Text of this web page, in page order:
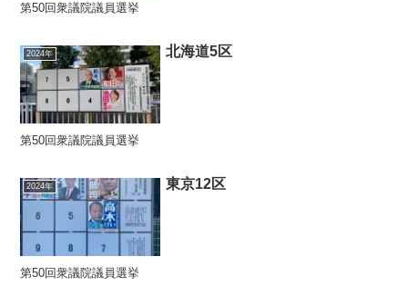
第50回衆議院議員選挙
2024年 北海道5区
第50回衆議院議員選挙
2024年 東京12区
第50回衆議院議員選挙